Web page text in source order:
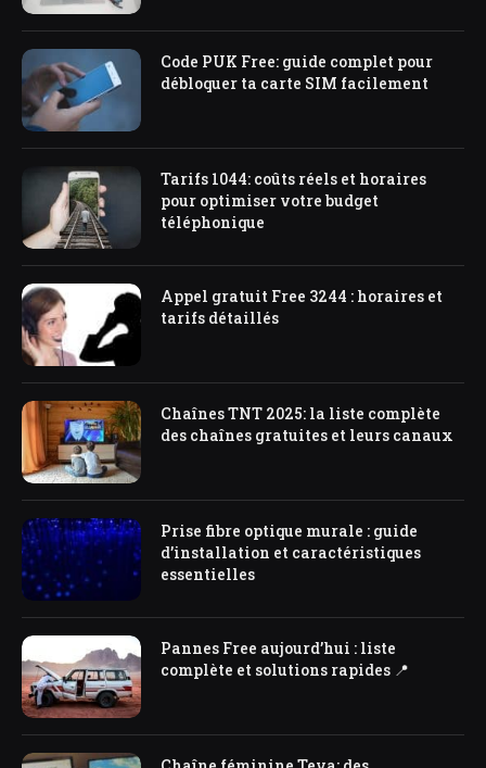
Code PUK Free: guide complet pour
débloquer ta carte SIM facilement
Tarifs 1044: coûts réels et horaires
pour optimiser votre budget
téléphonique
Appel gratuit Free 3244 : horaires et
tarifs détaillés
Chaînes TNT 2025: la liste complète
des chaînes gratuites et leurs canaux
Prise fibre optique murale : guide
d’installation et caractéristiques
essentielles
Pannes Free aujourd’hui : liste
complète et solutions rapides 📍